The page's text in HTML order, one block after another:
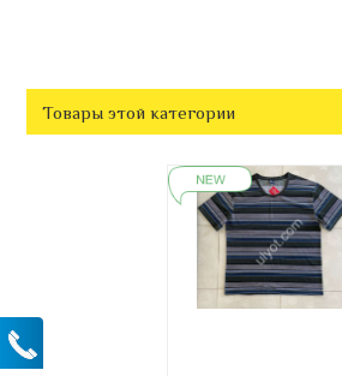
Товары этой категории